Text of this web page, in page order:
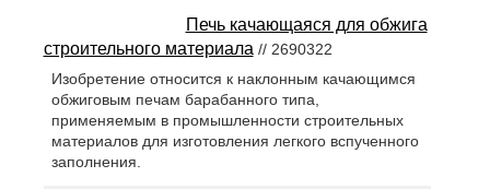
Печь качающаяся для обжига
строительного материала // 2690322
Изобретение относится к наклонным качающимся
обжиговым печам барабанного типа,
применяемым в промышленности строительных
материалов для изготовления легкого вспученного
заполнения.